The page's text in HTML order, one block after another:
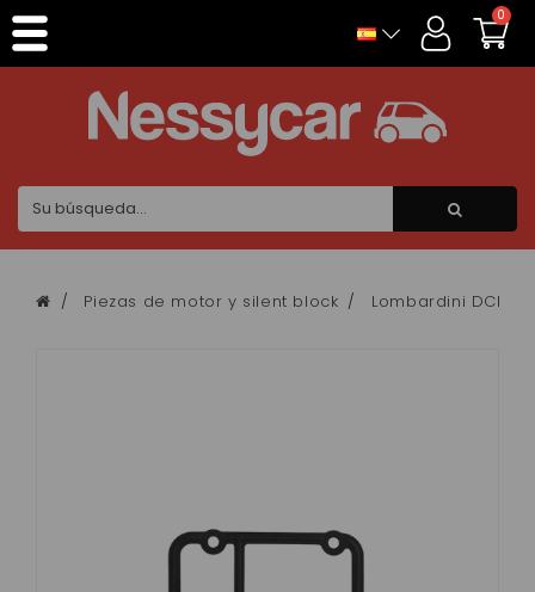
0
Piezas de motor y silent block Lombardini DCI
Panel de gestión de cookies